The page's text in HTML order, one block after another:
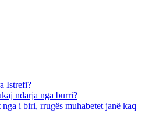
Istrefi?
ndarja nga burri?
i biri, rrugës muhabetet janë kaq